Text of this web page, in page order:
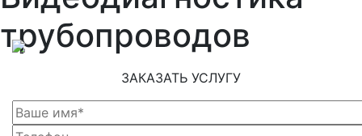
трубопроводов
ЗАКАЗАТЬ УСЛУГУ